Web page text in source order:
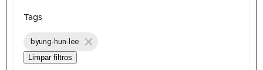
Tags
byung-hun-lee
Limpar filtros